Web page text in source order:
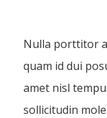
Nulla porttitor
quam id dui
amet nisl
sollicitudin